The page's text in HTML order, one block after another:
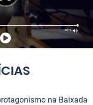
na Baixada
Une o Rio de
NOVA IGUAÇU